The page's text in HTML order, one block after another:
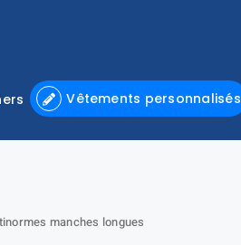
Vêtements personnalisés
manches longues